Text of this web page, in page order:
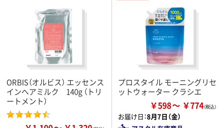
ORBIS（オルビス） エッセンス
インヘアミルク 140g （トリ
ートメント）
プロスタイル モーニングリセ
ットウォーター クラシエ
￥598 ￥774
お届け日：8月7日（金）